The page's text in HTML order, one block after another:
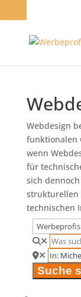
Webdesign
funktionalen
wenn
für
sich
strukturellen
technischen
Suche